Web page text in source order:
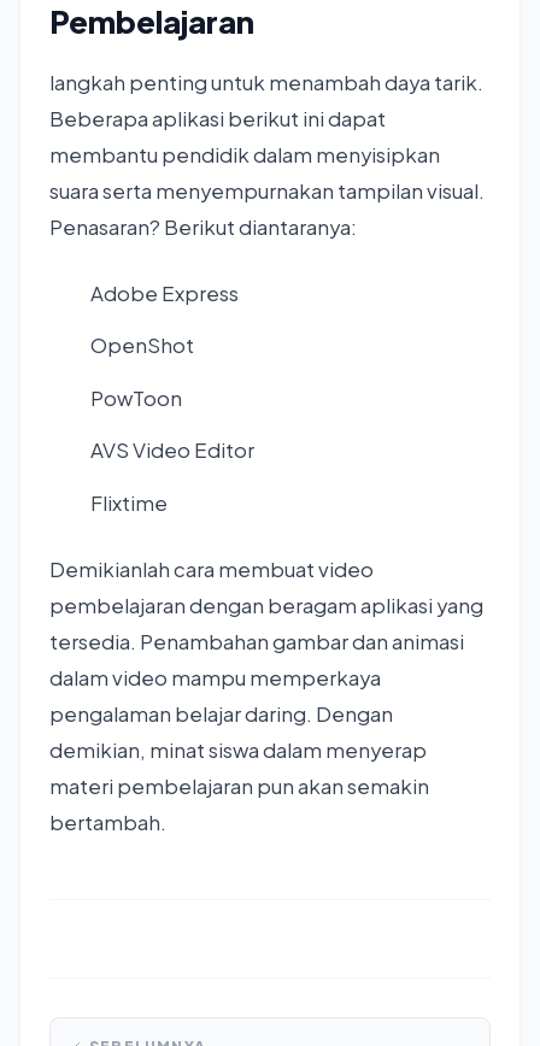
Pembelajaran
langkah penting untuk menambah daya tarik.
Beberapa aplikasi berikut ini dapat
membantu pendidik dalam menyisipkan
suara serta menyempurnakan tampilan visual.
Penasaran? Berikut diantaranya:
Adobe Express
OpenShot
PowToon
AVS Video Editor
Flixtime
Demikianlah cara membuat video
pembelajaran dengan beragam aplikasi yang
tersedia. Penambahan gambar dan animasi
dalam video mampu memperkaya
pengalaman belajar daring. Dengan
demikian, minat siswa dalam menyerap
materi pembelajaran pun akan semakin
bertambah.